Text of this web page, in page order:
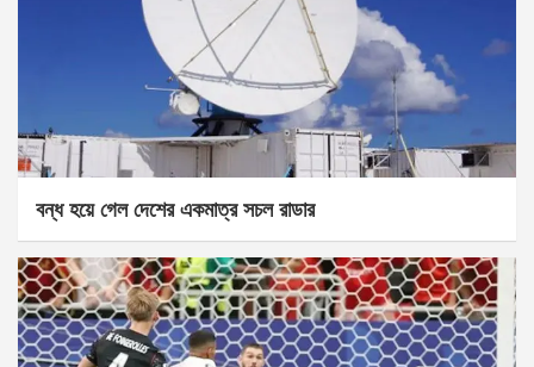
বন্ধ হয়ে গেল দেশের একমাত্র সচল রাডার